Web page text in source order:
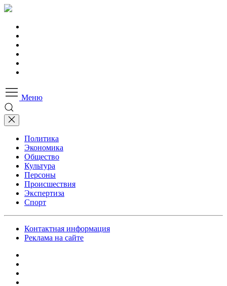
Меню
Политика
Экономика
Общество
Культура
Персоны
Происшествия
Экспертиза
Спорт
Контактная информация
Реклама на сайте